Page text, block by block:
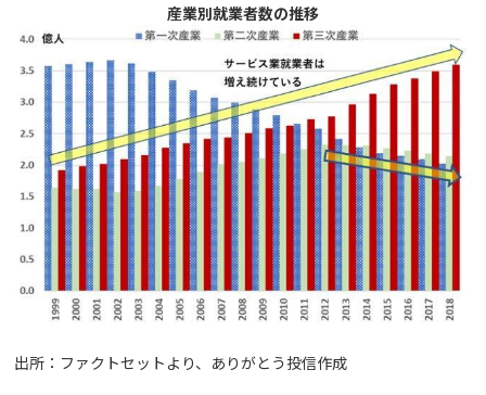
産業別就業者数の推移
出所：ファクトセットより、ありがとう投信作成